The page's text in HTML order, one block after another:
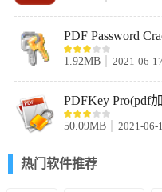
3、选择软件的安装位置，点
PDF Password
1.92MB 2021-06-17
PDFKey Pro(pdf
50.09MB 2021-06-
热门软件推荐